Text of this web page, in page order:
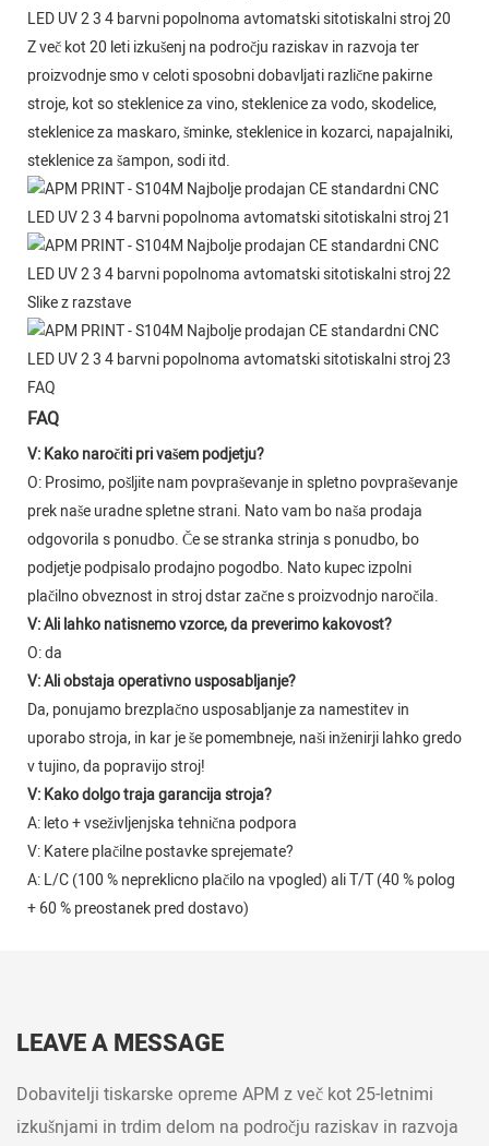
Z več kot 20 leti izkušenj na področju raziskav in razvoja ter
proizvodnje smo v celoti sposobni dobavljati različne pakirne
stroje, kot so steklenice za vino, steklenice za vodo, skodelice,
steklenice za maskaro, šminke, steklenice in kozarci, napajalniki,
steklenice za šampon, sodi itd.
Slike z razstave
FAQ
FAQ
V: Kako naročiti pri vašem podjetju?
O: Prosimo, pošljite nam povpraševanje in spletno povpraševanje
prek naše uradne spletne strani. Nato vam bo naša prodaja
odgovorila s ponudbo. Če se stranka strinja s ponudbo, bo
podjetje podpisalo prodajno pogodbo. Nato kupec izpolni
plačilno obveznost in stroj dstar začne s proizvodnjo naročila.
V: Ali lahko natisnemo vzorce, da preverimo kakovost?
O: da
V: Ali obstaja operativno usposabljanje?
Da, ponujamo brezplačno usposabljanje za namestitev in
uporabo stroja, in kar je še pomembneje, naši inženirji lahko gredo
v tujino, da popravijo stroj!
V: Kako dolgo traja garancija stroja?
A: leto + vseživljenjska tehnična podpora
V: Katere plačilne postavke sprejemate?
A: L/C (100 % nepreklicno plačilo na vpogled) ali T/T (40 % polog
+ 60 % preostanek pred dostavo)
LEAVE A MESSAGE
Dobavitelji tiskarske opreme APM z več kot 25-letnimi
izkušnjami in trdim delom na področju raziskav in razvoja